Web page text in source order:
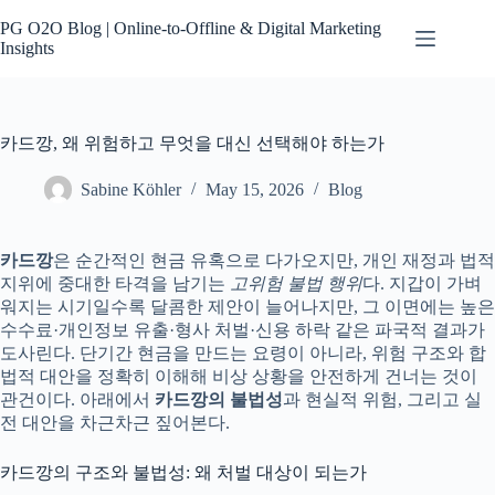
to
content
PG O2O Blog | Online-to-Offline & Digital Marketing
Insights
카드깡, 왜 위험하고 무엇을 대신 선택해야 하는가
Sabine Köhler May 15, 2026 Blog
카드깡은 순간적인 현금 유혹으로 다가오지만, 개인 재정과 법적
지위에 중대한 타격을 남기는 고위험 불법 행위다. 지갑이 가벼
워지는 시기일수록 달콤한 제안이 늘어나지만, 그 이면에는 높은
수수료·개인정보 유출·형사 처벌·신용 하락 같은 파국적 결과가
도사린다. 단기간 현금을 만드는 요령이 아니라, 위험 구조와 합
법적 대안을 정확히 이해해 비상 상황을 안전하게 건너는 것이
관건이다. 아래에서 카드깡의 불법성과 현실적 위험, 그리고 실
전 대안을 차근차근 짚어본다.
카드깡의 구조와 불법성: 왜 처벌 대상이 되는가